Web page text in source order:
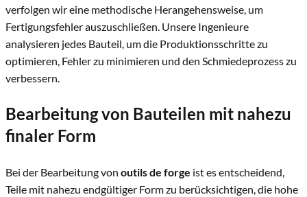
verfolgen wir eine methodische Herangehensweise, um
Fertigungsfehler auszuschließen. Unsere Ingenieure
analysieren jedes Bauteil, um die Produktionsschritte zu
optimieren, Fehler zu minimieren und den Schmiedeprozess zu
verbessern.
Bearbeitung von Bauteilen mit nahezu
finaler Form
Bei der Bearbeitung von outils de forge ist es entscheidend,
Teile mit nahezu endgültiger Form zu berücksichtigen, die hohe